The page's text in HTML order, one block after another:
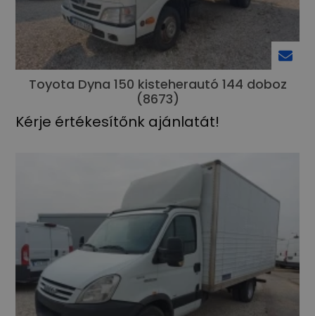
Toyota Dyna 150 kisteherautó 144 doboz
(8673)
Kérje értékesítőnk ajánlatát!